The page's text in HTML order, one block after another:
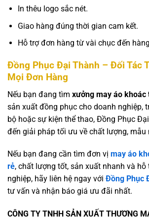
In thêu logo sắc nét.
Giao hàng đúng thời gian cam kết.
Hỗ trợ đơn hàng từ vài chục đến
Đồng Phục Đại Thành – Đối Tác
Mọi Đơn Hàng
Nếu bạn đang tìm xưởng may áo khoác
sản xuất đồng phục cho doanh nghiệp,
bộ hoặc sự kiện thể thao, Đồng Phục
đến giải pháp tối ưu về chất lượng, mẫu
Nếu bạn đang cần tìm đơn vị may áo
rẻ, chất lượng tốt, sản xuất nhanh và hỗ
nghiệp, hãy liên hệ ngay với Đồng Phục
tư vấn và nhận báo giá ưu đãi nhất.
CÔNG TY TNHH SẢN XUẤT THƯƠNG